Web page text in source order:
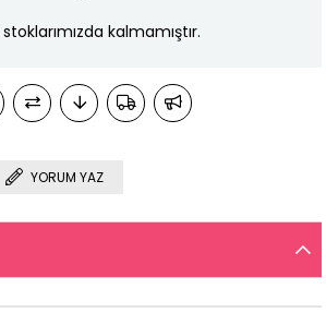
kalmamıştır.
YORUM YAZ